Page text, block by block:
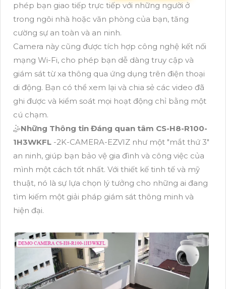
phép bạn giao tiếp trực tiếp với những người ở
trong ngôi nhà hoặc văn phòng của bạn, tăng
cường sự an toàn và an ninh.
Camera này cũng được tích hợp công nghệ kết nối
mạng Wi-Fi, cho phép bạn dễ dàng truy cập và
giám sát từ xa thông qua ứng dụng trên điện thoại
di động. Bạn có thể xem lại và chia sẻ các video đã
ghi được và kiểm soát mọi hoạt động chỉ bằng một
cú chạm.
🤹Những Thông tin Đáng quan tâm CS-H8-R100-
1H3WKFL -2K-CAMERA-EZVIZ như một "mắt thứ 3"
an ninh, giúp bạn bảo vệ gia đình và công việc của
mình một cách tốt nhất. Với thiết kế tinh tế và mỹ
thuật, nó là sự lựa chọn lý tưởng cho những ai đang
tìm kiếm một giải pháp giám sát thông minh và
hiện đại.